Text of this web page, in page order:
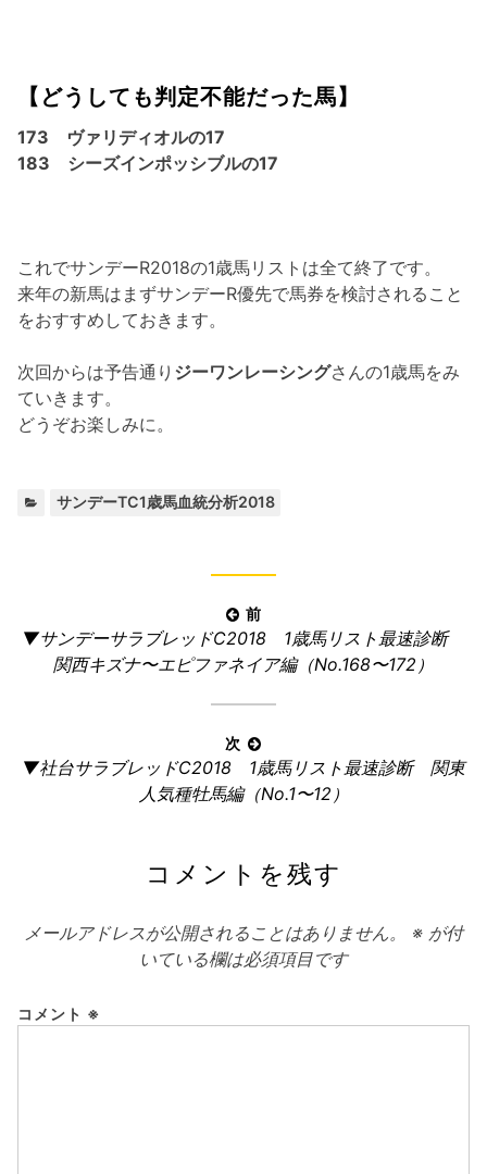
【どうしても判定不能だった馬】
173 ヴァリディオルの17
183 シーズインポッシブルの17
これでサンデーR2018の1歳馬リストは全て終了です。
来年の新馬はまずサンデーR優先で馬券を検討されること
をおすすめしておきます。
次回からは予告通り ジーワンレーシングさんの1歳馬をみ
ていきます。
どうぞお楽しみに。
サンデーTC1歳馬血統分析2018
稿
ー
前
前
▼サンデーサラブレッドC2018 1歳馬リスト最速診断
関西キズナ〜エピファネイア編（No.168〜172）
次
次
▼社台サラブレッドC2018 1歳馬リスト最速診断 関東
人気種牡馬編（No.1〜12）
コメントを残す
メールアドレスが公開されることはありません。 ※ が付
いている欄は必須項目です
コメント ※